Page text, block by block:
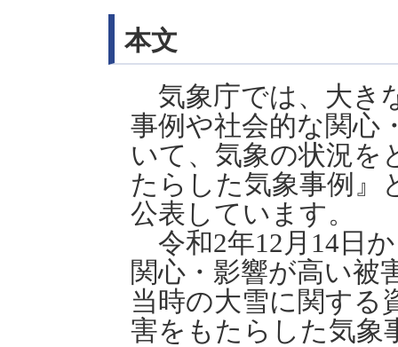
本文
気象庁では、大き
事例や社会的な関心
いて、気象の状況を
たらした気象事例』
公表しています。
令和2年12月14日
関心・影響が高い被
当時の大雪に関する
害をもたらした気象